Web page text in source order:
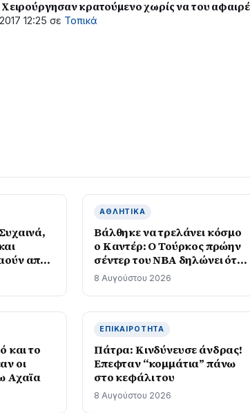
κρατούμενο χωρίς να του
12:25 σε Τοπικά
από
ΑΘΛΗΤΙΚΆ
Βάλθηκε να τρελάνει κόσμο
ο Καντέρ: Ο Τούρκος πρώην
σέντερ του NBA δηλώνει ότι
πληροί τα κριτήρια…
συμπερίληψης και δηλώνει
υποψήφιος να παίξει στο
WNBA
8 Αυγούστου 2026
και το
οι
Αχαϊα
ΕΠΙΚΑΙΡΌΤΗΤΑ
Πάτρα: Κινδύνευσε άνδρας!
Επεφταν “κομμάτια” πάνω
στο κεφάλι του
8 Αυγούστου 2026